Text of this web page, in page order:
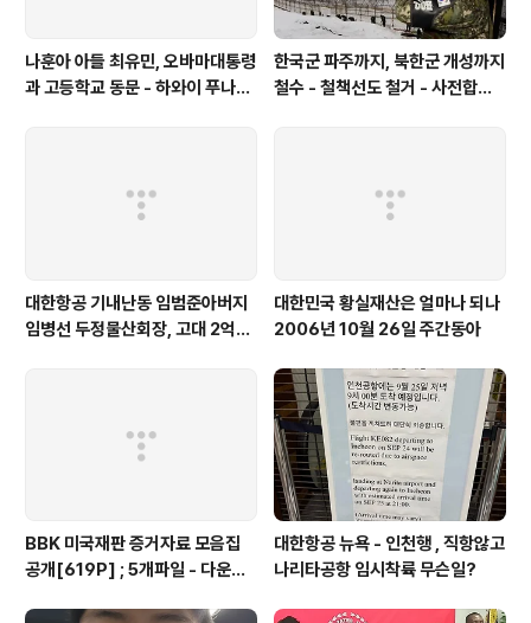
나훈아 아들 최유민, 오바마대통령
과 고등학교 동문 - 하와이 푸나호
한국군 파주까지, 북한군 개성까지
철수 - 철책선도 철거 - 사전합의
대한항공 기내난동 임범준아버지
임병선 두정물산회장, 고대 2억기
대한민국 황실재산은 얼마나 되나
2006년 10월 26일 주간동아
BBK 미국재판 증거자료 모음집
공개[619P] ; 5개파일 - 다운로
대한항공 뉴욕 - 인천행 , 직항않고
나리타공항 임시착륙 무슨일?